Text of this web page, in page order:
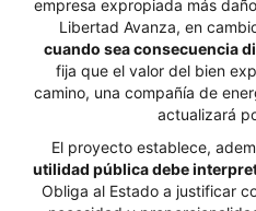
empresa expropiada más
Libertad Avanza, en
cuando sea consecuencia
fija que el valor del bien
camino, una compañía de
actualizará
El proyecto establece,
utilidad pública debe
Obliga al Estado a justificar